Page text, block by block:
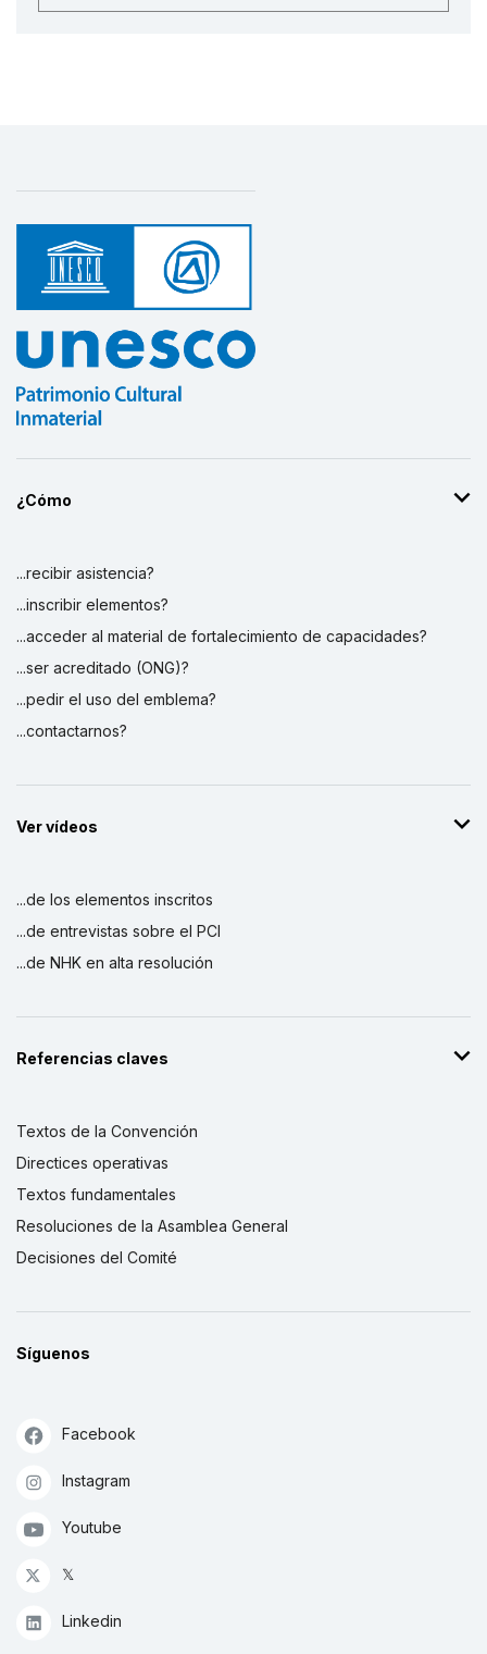
¿Cómo
...recibir asistencia?
...inscribir elementos?
...acceder al material de fortalecimiento de capacidades?
...ser acreditado (ONG)?
...pedir el uso del emblema?
...contactarnos?
Ver vídeos
...de los elementos inscritos
...de entrevistas sobre el PCI
...de NHK en alta resolución
Referencias claves
Textos de la Convención
Directices operativas
Textos fundamentales
Resoluciones de la Asamblea General
Decisiones del Comité
Síguenos
Facebook
Instagram
Youtube
𝕏
Linkedin